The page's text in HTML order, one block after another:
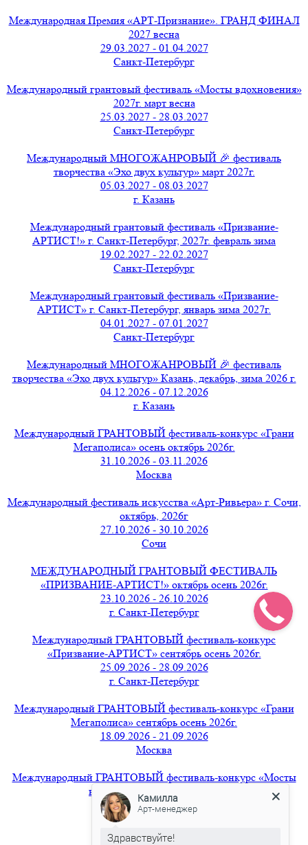
Международная Премия «АРТ-Признание». ГРАНД ФИНАЛ
2027 весна
29.03.2027 - 01.04.2027
Санкт-Петербург
Международный грантовый фестиваль «Мосты вдохновения»
2027г. март весна
25.03.2027 - 28.03.2027
Санкт-Петербург
Международный МНОГОЖАНРОВЫЙ 🎉 фестиваль
творчества «Эхо двух культур» март 2027г.
05.03.2027 - 08.03.2027
г. Казань
Международный грантовый фестиваль «Призвание-
АРТИСТ!» г. Санкт-Петербург, 2027г. февраль зима
19.02.2027 - 22.02.2027
Санкт-Петербург
Международный грантовый фестиваль «Призвание-
АРТИСТ» г. Санкт-Петербург, январь зима 2027г.
04.01.2027 - 07.01.2027
Санкт-Петербург
Международный МНОГОЖАНРОВЫЙ 🎉 фестиваль
творчества «Эхо двух культур» Казань, декабрь, зима 2026 г.
04.12.2026 - 07.12.2026
г. Казань
Международный ГРАНТОВЫЙ фестиваль-конкурс «Грани
Мегаполиса» осень октябрь 2026г.
31.10.2026 - 03.11.2026
Москва
Международный фестиваль искусства «Арт-Ривьера» г. Сочи,
октябрь, 2026г
27.10.2026 - 30.10.2026
Сочи
МЕЖДУНАРОДНЫЙ ГРАНТОВЫЙ ФЕСТИВАЛЬ
«ПРИЗВАНИЕ-АРТИСТ!» октябрь осень 2026г.
23.10.2026 - 26.10.2026
г. Санкт-Петербург
Международный ГРАНТОВЫЙ фестиваль-конкурс
«Призвание-АРТИСТ» сентябрь осень 2026г.
25.09.2026 - 28.09.2026
г. Санкт-Петербург
Международный ГРАНТОВЫЙ фестиваль-конкурс «Грани
Мегаполиса» сентябрь осень 2026г.
18.09.2026 - 21.09.2026
Москва
Международный ГРАНТОВЫЙ фестиваль-конкурс «Мосты
вдохновения» август 2026г.
21.08.2026 - 24.08.2026
г. Санкт-Петербург
Камилла
Арт-менеджер
Здравствуйте!